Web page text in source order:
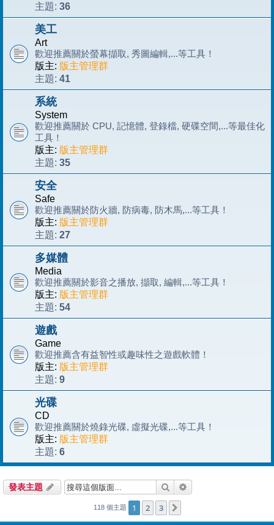
主題: 36
美工
Art
歡迎推薦關於螢幕擷取, 秀圖編輯,...等工具！
版主: 版主管理群
主題: 41
系統
System
歡迎推薦關於 CPU, 記憶體, 登錄檔, 硬碟空間,...等最佳化
工具！
版主: 版主管理群
主題: 35
安全
Safe
歡迎推薦關於防火牆, 防病毒, 防木馬,...等工具！
版主: 版主管理群
主題: 27
多媒體
Media
歡迎推薦關於影音之播放, 擷取, 編輯,...等工具！
版主: 版主管理群
主題: 54
遊戲
Game
歡迎推薦含有益智性或趣味性之遊戲軟體！
版主: 版主管理群
主題: 9
光碟
CD
歡迎推薦關於燒錄光碟, 虛擬光碟,...等工具！
版主: 版主管理群
主題: 6
發表主題 搜尋
118 個主題 1 2 3